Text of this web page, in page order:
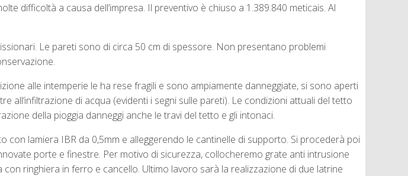
difficoltà a causa dell’impresa. Il preventivo è chiuso a 1.389.840 meticais. Al
Le pareti sono di circa 50 cm di spessore. Non presentano problemi
alle intemperie le ha rese fragili e sono ampiamente danneggiate, si sono aperti
all’infiltrazione di acqua (evidenti i segni sulle pareti). Le condizioni attuali del tetto
della pioggia danneggi anche le travi del tetto e gli intonaci.
lamiera IBR da 0,5mm e alleggerendo le cantinelle di supporto. Si procederà poi
porte e finestre. Per motivo di sicurezza, collocheremo grate anti intrusione
ringhiera in ferro e cancello. Ultimo lavoro sarà la realizzazione di due latrine